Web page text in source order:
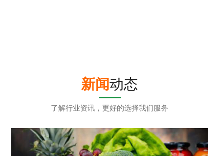
新闻动态
了解行业资讯，更好的选择我们服务